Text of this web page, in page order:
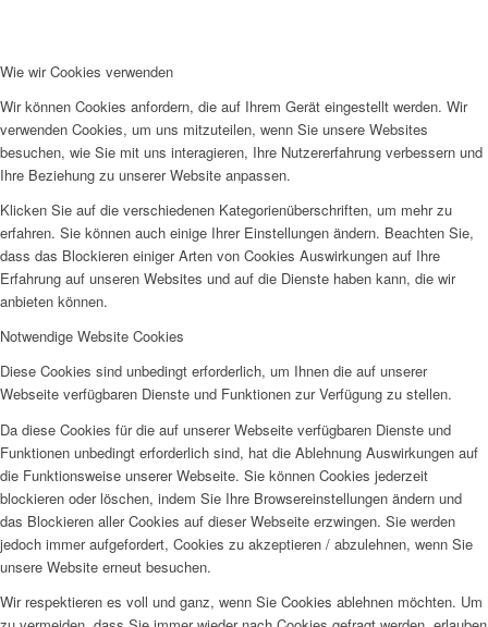
Wie wir Cookies verwenden
Wir können Cookies anfordern, die auf Ihrem Gerät eingestellt werden. Wir
verwenden Cookies, um uns mitzuteilen, wenn Sie unsere Websites
besuchen, wie Sie mit uns interagieren, Ihre Nutzererfahrung verbessern und
Ihre Beziehung zu unserer Website anpassen.
Klicken Sie auf die verschiedenen Kategorienüberschriften, um mehr zu
erfahren. Sie können auch einige Ihrer Einstellungen ändern. Beachten Sie,
dass das Blockieren einiger Arten von Cookies Auswirkungen auf Ihre
Erfahrung auf unseren Websites und auf die Dienste haben kann, die wir
anbieten können.
Notwendige Website Cookies
Diese Cookies sind unbedingt erforderlich, um Ihnen die auf unserer
Webseite verfügbaren Dienste und Funktionen zur Verfügung zu stellen.
Da diese Cookies für die auf unserer Webseite verfügbaren Dienste und
Funktionen unbedingt erforderlich sind, hat die Ablehnung Auswirkungen auf
die Funktionsweise unserer Webseite. Sie können Cookies jederzeit
blockieren oder löschen, indem Sie Ihre Browsereinstellungen ändern und
das Blockieren aller Cookies auf dieser Webseite erzwingen. Sie werden
jedoch immer aufgefordert, Cookies zu akzeptieren / abzulehnen, wenn Sie
unsere Website erneut besuchen.
Wir respektieren es voll und ganz, wenn Sie Cookies ablehnen möchten. Um